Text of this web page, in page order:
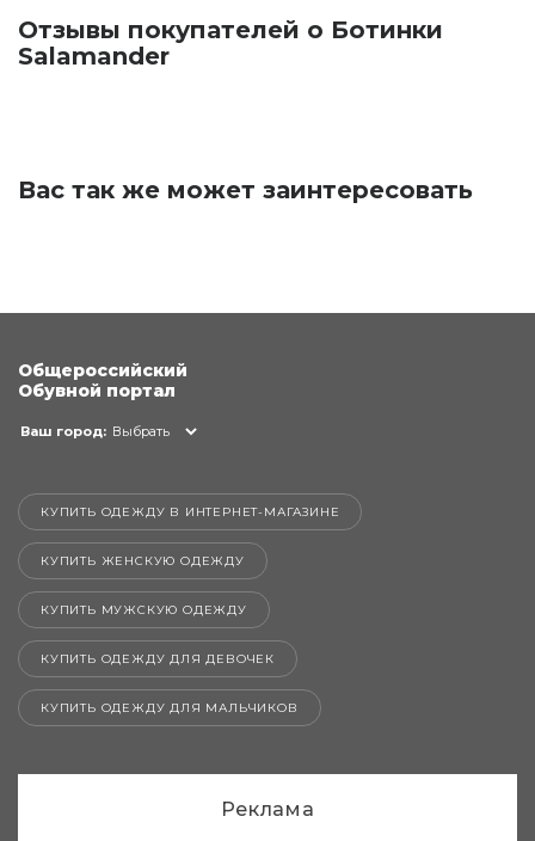
Отзывы покупателей о Ботинки
Salamander
Вас так же может заинтересовать
Общероссийский
Обувной портал
Ваш город: Выбрать
КУПИТЬ ОДЕЖДУ В ИНТЕРНЕТ-МАГАЗИНЕ
КУПИТЬ ЖЕНСКУЮ ОДЕЖДУ
КУПИТЬ МУЖСКУЮ ОДЕЖДУ
КУПИТЬ ОДЕЖДУ ДЛЯ ДЕВОЧЕК
КУПИТЬ ОДЕЖДУ ДЛЯ МАЛЬЧИКОВ
Реклама